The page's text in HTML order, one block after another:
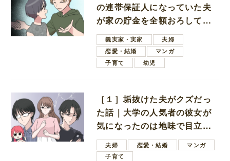
の連帯保証人になっていた夫
が家の貯金を全額おろしてほ
しいと言ってきた
義実家・実家
夫婦
恋愛・結婚
マンガ
子育て
幼児
［１］垢抜けた夫がクズだっ
た話｜大学の人気者の彼女が
気になったのは地味で目立た
ない男子学生
夫婦 恋愛・結婚
マンガ
子育て